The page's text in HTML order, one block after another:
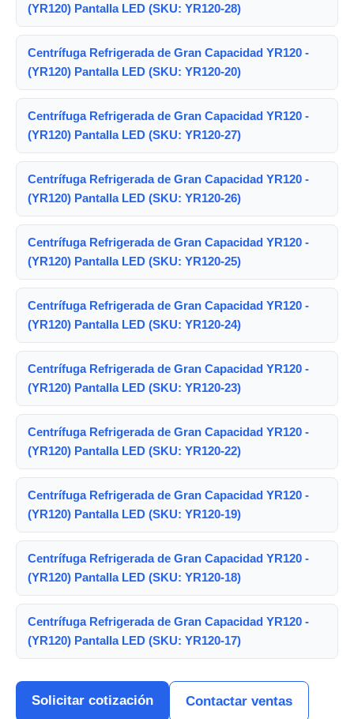
(YR120) Pantalla LED (SKU: YR120-28)
Centrífuga Refrigerada de Gran Capacidad YR120 -
(YR120) Pantalla LED (SKU: YR120-20)
Centrífuga Refrigerada de Gran Capacidad YR120 -
(YR120) Pantalla LED (SKU: YR120-27)
Centrífuga Refrigerada de Gran Capacidad YR120 -
(YR120) Pantalla LED (SKU: YR120-26)
Centrífuga Refrigerada de Gran Capacidad YR120 -
(YR120) Pantalla LED (SKU: YR120-25)
Centrífuga Refrigerada de Gran Capacidad YR120 -
(YR120) Pantalla LED (SKU: YR120-24)
Centrífuga Refrigerada de Gran Capacidad YR120 -
(YR120) Pantalla LED (SKU: YR120-23)
Centrífuga Refrigerada de Gran Capacidad YR120 -
(YR120) Pantalla LED (SKU: YR120-22)
Centrífuga Refrigerada de Gran Capacidad YR120 -
(YR120) Pantalla LED (SKU: YR120-19)
Centrífuga Refrigerada de Gran Capacidad YR120 -
(YR120) Pantalla LED (SKU: YR120-18)
Centrífuga Refrigerada de Gran Capacidad YR120 -
(YR120) Pantalla LED (SKU: YR120-17)
Solicitar cotización Contactar ventas